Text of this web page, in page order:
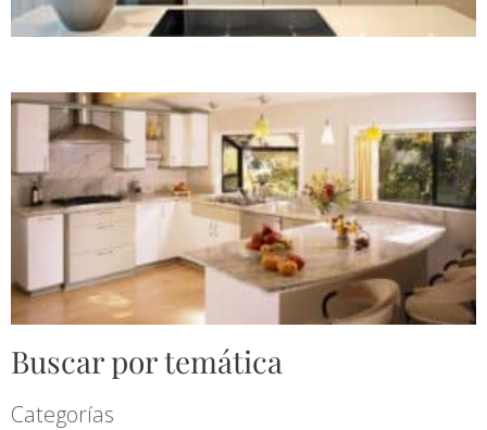
Buscar por temática
Categorías